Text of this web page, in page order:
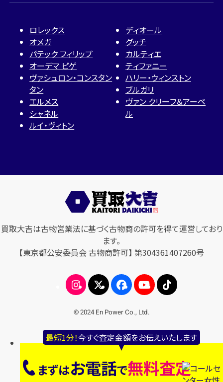
最短1分！今すぐ査定金額をお伝えいたします
まずはお電話で無料査定
ロレックス
オメガ
パテック フィリップ
オーデマ ピゲ
ヴァシュロン・コンスタン
タン
エルメス
シャネル
ルイ・ヴィトン
ディオール
グッチ
カルティエ
ティファニー
ハリー・ウィンストン
ブルガリ
ヴァン クリーフ＆アーペ
ル
買取大吉は古物営業法に基づく古物商の許可を得て運営しており
ます。
【東京都公安委員会 古物商許可】 第304361407260号
© 2024 En Power Co., Ltd.